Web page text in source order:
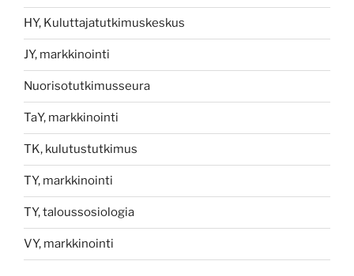
HY, Kuluttajatutkimuskeskus
JY, markkinointi
Nuorisotutkimusseura
TaY, markkinointi
TK, kulutustutkimus
TY, markkinointi
TY, taloussosiologia
VY, markkinointi